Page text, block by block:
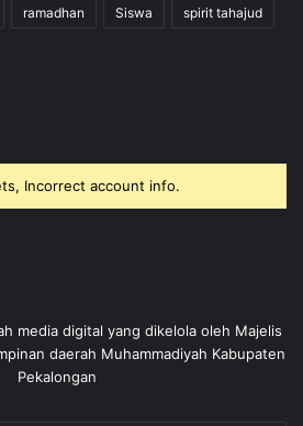
ramadhan Siswa spirit tahajud
Incorrect account info.
media digital yang dikelola oleh Majelis
daerah Muhammadiyah Kabupaten
Pekalongan